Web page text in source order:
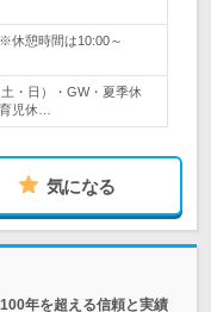
休憩時間は10:00～
・日）・GW・夏季休
児休…
気になる
年を超える信頼と実績